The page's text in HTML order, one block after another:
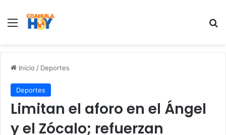
Menu
Inicio / Deportes
Deportes
Limitan el aforo en el Ángel
y el Zócalo; refuerzan